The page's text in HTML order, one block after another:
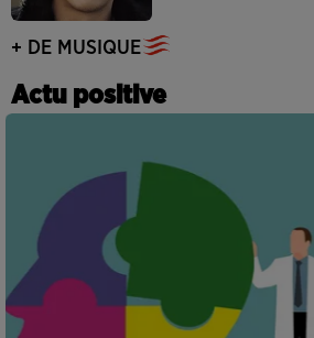
+ DE MUSIQUE
Actu positive